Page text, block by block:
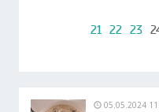
21 22 23
05.05.2024